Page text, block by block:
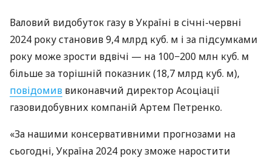
Валовий видобуток газу в Україні в січні-червні
2024 року становив 9,4 млрд куб. м і за підсумками
року може зрости вдвічі — на 100−200 млн куб. м
більше за торішній показник (18,7 млрд куб. м),
повідомив виконавчий директор Асоціації
газовидобувних компаній Артем Петренко.
«За нашими консервативними прогнозами на
сьогодні, Україна 2024 року зможе наростити